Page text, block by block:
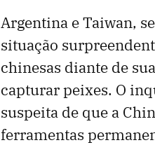
Argentina e Taiwan,
situação
chinesas diante de
capturar peixes. O
suspeita de que a
ferramentas